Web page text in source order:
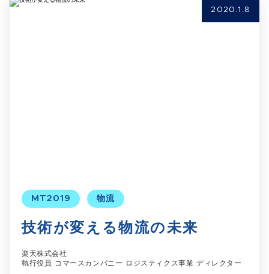
MT2019 物流
技術が変える物流の未来
2020.1.8
楽天株式会社
執行役員 コマースカンパニー ロジスティクス事業 ディレクター